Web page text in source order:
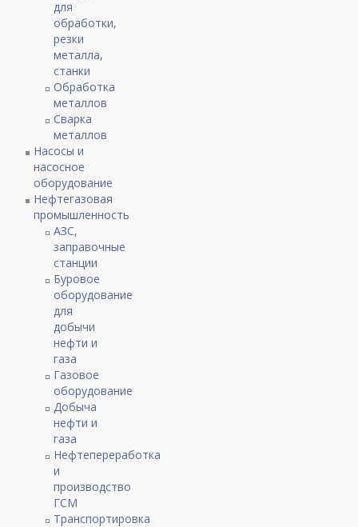
для
обработки,
резки
металла,
станки
Обработка
металлов
Сварка
металлов
Насосы и
насосное
оборудование
Нефтегазовая
промышленность
АЗС,
заправочные
станции
Буровое
оборудование
для
добычи
нефти и
газа
Газовое
оборудование
Добыча
нефти и
газа
Нефтепереработка
и
производство
ГСМ
Транспортировка